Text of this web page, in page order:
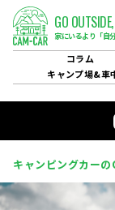
GO
家にいるより「自
コラム
キャンプ場&車
キャンピングカー